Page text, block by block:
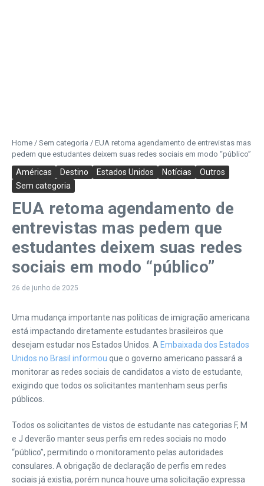
Home / Sem categoria / EUA retoma agendamento de entrevistas mas
pedem que estudantes deixem suas redes sociais em modo “público”
Américas Destino Estados Unidos Notícias
Outros
Sem categoria
EUA retoma agendamento de
entrevistas mas pedem que
estudantes deixem suas redes
sociais em modo “público”
26 de junho de 2025
Uma mudança importante nas políticas de imigração americana
está impactando diretamente estudantes brasileiros que
desejam estudar nos Estados Unidos. A Embaixada dos Estados
Unidos no Brasil informou que o governo americano passará a
monitorar as redes sociais de candidatos a visto de estudante,
exigindo que todos os solicitantes mantenham seus perfis
públicos.
Todos os solicitantes de vistos de estudante nas categorias F, M
e J deverão manter seus perfis em redes sociais no modo
“público”, permitindo o monitoramento pelas autoridades
consulares. A obrigação de declaração de perfis em redes
sociais já existia, porém nunca houve uma solicitação expressa